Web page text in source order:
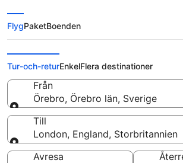
Flyg från Örebro till
FlygPaketBoenden
Tur-och-returEnkelFlera destinationer
Från
Örebro, Örebro län, Sverige
Från
Till
London, England, Storbritannien
Till
Avresa